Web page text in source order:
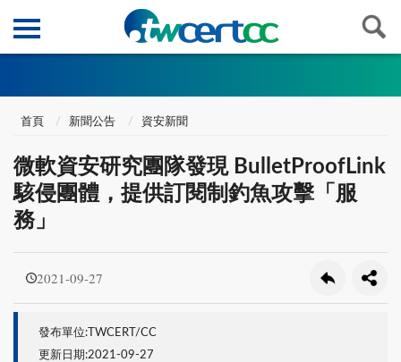
首頁 新聞公告 資安新聞
微軟資安研究團隊發現 BulletProofLink
駭侵團體，提供訂閱制釣魚攻擊「服
務」
2021-09-27
發布單位:TWCERT/CC
更新日期:2021-09-27